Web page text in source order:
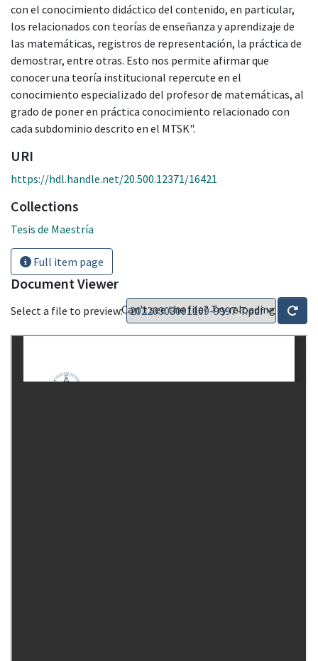
con el conocimiento didáctico del contenido, en particular,
los relacionados con teorías de enseñanza y aprendizaje de
las matemáticas, registros de representación, la práctica de
demostrar, entre otras. Esto nos permite afirmar que
conocer una teoría institucional repercute en el
conocimiento especializado del profesor de matemáticas, al
grado de poner en práctica conocimiento relacionado con
cada subdominio descrito en el MTSK".
URI
https://hdl.handle.net/20.500.12371/16421
Collections
Tesis de Maestría
Full item page
Document Viewer
Select a file to preview:Can't see the file? Try reloading